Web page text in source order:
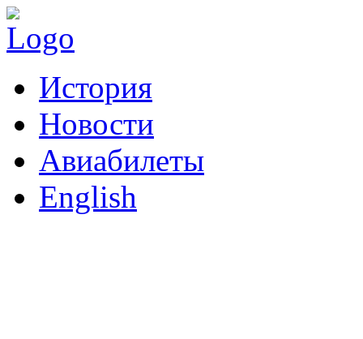
История
Новости
Авиабилеты
English